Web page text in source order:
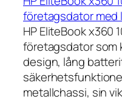
företagsdator med
HP EliteBook x360
företagsdator som
design, lång
metallchassi, sin